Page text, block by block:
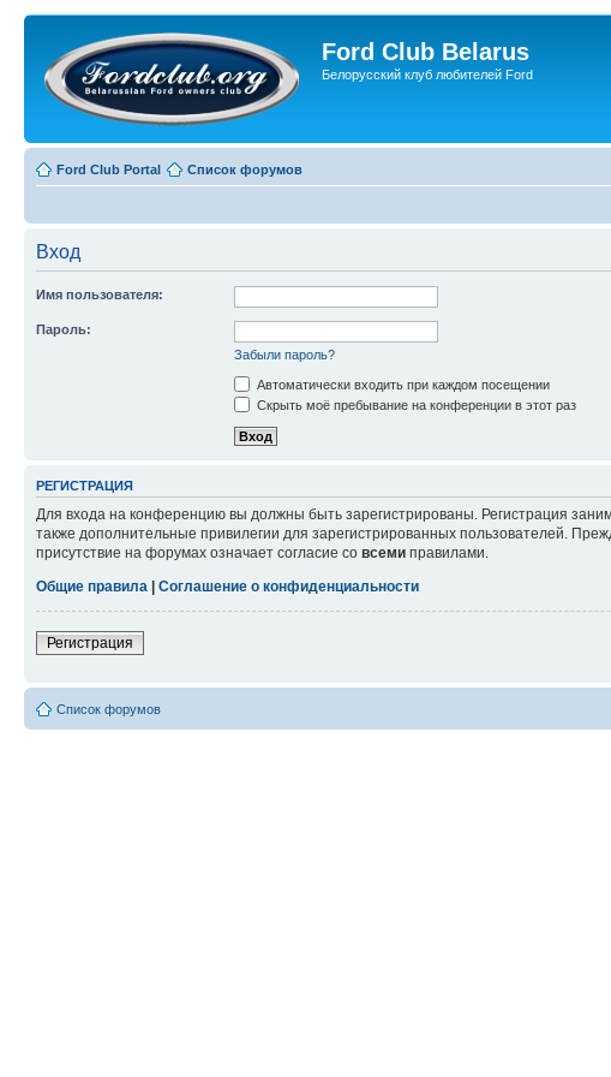
Ford Club Belarus
Белорусский клуб любителей Ford
Ford Club Portal Список форумов
Вход
Имя пользователя:
Пароль:
Забыли пароль?
Автоматически входить при каждом посещении
Скрыть моё пребывание на конференции в этот раз
РЕГИСТРАЦИЯ
Для входа на конференцию вы должны быть зарегистрированы. Регистрация
также дополнительные привилегии для зарегистрированных пользователей.
присутствие на форумах означает согласие со всеми правилами.
Общие правила | Соглашение о конфиденциальности
Регистрация
Список форумов